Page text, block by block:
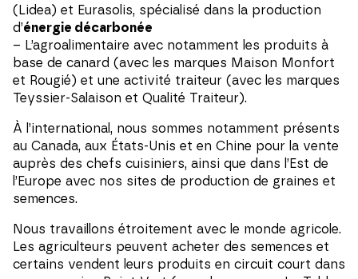
(Lidea) et Eurasolis, spécialisé dans la production
d’énergie décarbonée
– L’agroalimentaire avec notamment les produits à
base de canard (avec les marques Maison Monfort
et Rougié) et une activité traiteur (avec les marques
Teyssier-Salaison et Qualité Traiteur).
À l’international, nous sommes notamment présents
au Canada, aux États-Unis et en Chine pour la vente
auprès des chefs cuisiniers, ainsi que dans l’Est de
l’Europe avec nos sites de production de graines et
semences.
Nous travaillons étroitement avec le monde agricole.
Les agriculteurs peuvent acheter des semences et
certains vendent leurs produits en circuit court dans